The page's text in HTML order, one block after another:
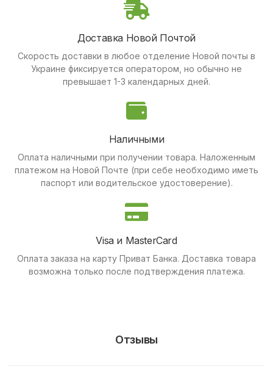
Доставка Новой Почтой
Скорость доставки в любое отделение Новой почты в
Украине фиксируется оператором, но обычно не
превышает 1-3 календарных дней.
Наличными
Оплата наличными при получении товара. Наложенным
платежом на Новой Почте (при себе необходимо иметь
паспорт или водительское удостоверение).
Visa и MasterCard
Оплата заказа на карту Приват Банка. Доставка товара
возможна только после подтверждения платежа.
Отзывы